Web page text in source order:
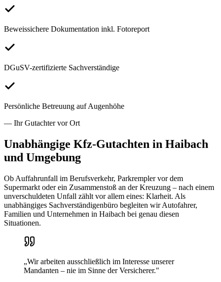
Beweissichere Dokumentation inkl. Fotoreport
DGuSV-zertifizierte Sachverständige
Persönliche Betreuung auf Augenhöhe
— Ihr Gutachter vor Ort
Unabhängige Kfz-Gutachten in Haibach
und Umgebung
Ob Auffahrunfall im Berufsverkehr, Parkrempler vor dem
Supermarkt oder ein Zusammenstoß an der Kreuzung – nach einem
unverschuldeten Unfall zählt vor allem eines: Klarheit. Als
unabhängiges Sachverständigenbüro begleiten wir Autofahrer,
Familien und Unternehmen in Haibach bei genau diesen
Situationen.
„Wir arbeiten ausschließlich im Interesse unserer
Mandanten – nie im Sinne der Versicherer."